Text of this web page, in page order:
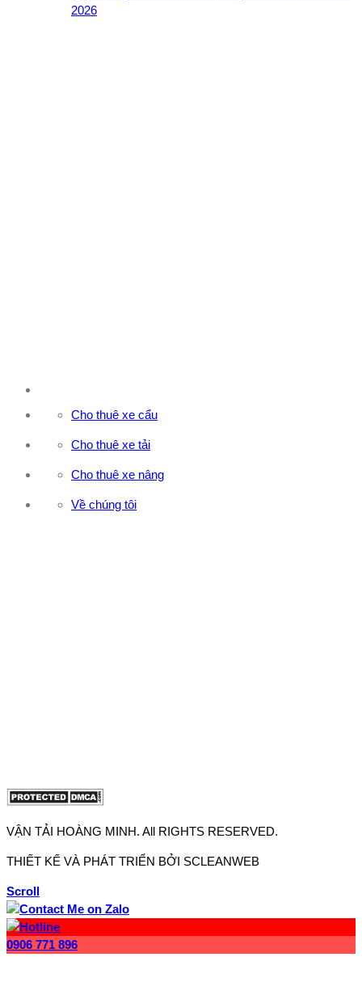
2026
Cho thuê xe cẩu
Cho thuê xe tải
Cho thuê xe nâng
Về chúng tôi
VẬN TẢI HOÀNG MINH. All RIGHTS RESERVED.
THIẾT KẾ VÀ PHÁT TRIỂN BỞI SCLEANWEB
Scroll
0906 771 896